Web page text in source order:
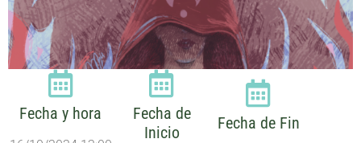
Fecha y hora
Fecha de
Inicio
Fecha de Fin